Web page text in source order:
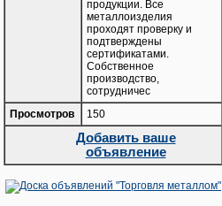
продукции. Все
металлоизделия
проходят проверку и
подтверждены
сертификатами.
Собственное
производство,
сотрудничес
Просмотров
150
Добавить ваше
объявление